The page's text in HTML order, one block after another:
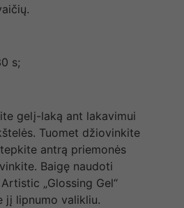
s;
gelį-laką ant lakavimui
Tuomet džiovinkite
antrą priemonės
Baigę naudoti
„Glossing Gel“
jį lipnumo valikliu.